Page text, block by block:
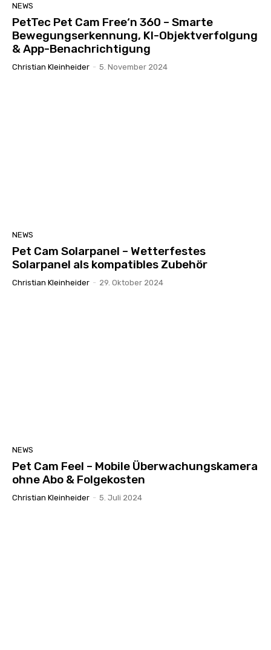
NEWS
PetTec Pet Cam Free‘n 360 – Smarte
Bewegungserkennung, KI-Objektverfolgung
& App-Benachrichtigung
Christian Kleinheider - 5. November 2024
NEWS
Pet Cam Solarpanel – Wetterfestes
Solarpanel als kompatibles Zubehör
Christian Kleinheider - 29. Oktober 2024
NEWS
Pet Cam Feel – Mobile Überwachungskamera
ohne Abo & Folgekosten
Christian Kleinheider - 5. Juli 2024